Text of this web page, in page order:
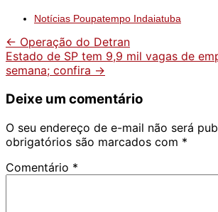
Notícias Poupatempo Indaiatuba
Post
navigation
← Operação do Detran
Estado de SP tem 9,9 mil vagas de
semana; confira →
Deixe um comentário
O seu endereço de e-mail não será
obrigatórios são marcados com *
Comentário *